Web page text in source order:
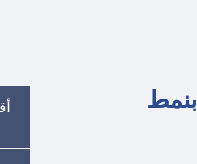
متوافق مع كابل الجذع ECG بنمط